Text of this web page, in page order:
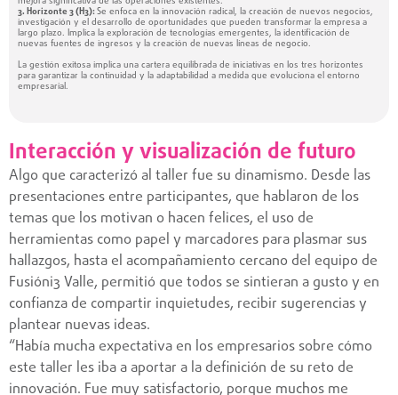
3. Horizonte 3 (H3):Se enfoca en la innovación radical, la creación de nuevos negocios,
investigación y el desarrollo de oportunidades que pueden transformar la empresa a
largo plazo. Implica la exploración de tecnologías emergentes, la identificación de
nuevas fuentes de ingresos y la creación de nuevas líneas de negocio.
La gestión exitosa implica una cartera equilibrada de iniciativas en los tres horizontes
para garantizar la continuidad y la adaptabilidad a medida que evoluciona el entorno
empresarial.
Interacción y visualización de futuro
Algo que caracterizó al taller fue su dinamismo. Desde las
presentaciones entre participantes, que hablaron de los
temas que los motivan o hacen felices, el uso de
herramientas como papel y marcadores para plasmar sus
hallazgos, hasta el acompañamiento cercano del equipo de
Fusióni3 Valle, permitió que todos se sintieran a gusto y en
confianza de compartir inquietudes, recibir sugerencias y
plantear nuevas ideas.
“Había mucha expectativa en los empresarios sobre cómo
este taller les iba a aportar a la definición de su reto de
innovación. Fue muy satisfactorio, porque muchos me